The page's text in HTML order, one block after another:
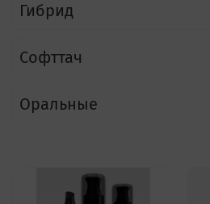
Гибрид
Софттач
Оральные